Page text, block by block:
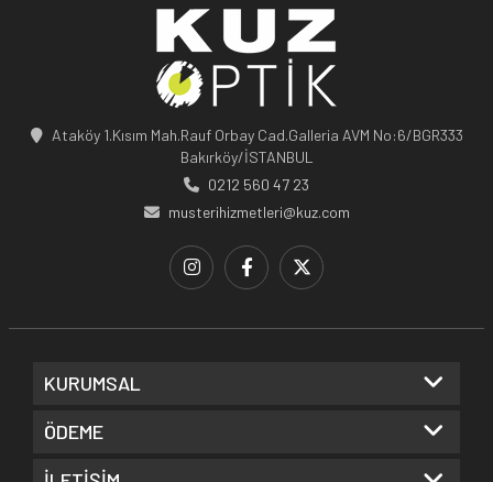
Ataköy 1.Kısım Mah.Rauf Orbay Cad.Galleria AVM No:6/BGR333
Bakırköy/İSTANBUL
0212 560 47 23
musterihizmetleri@kuz.com
KURUMSAL
ÖDEME